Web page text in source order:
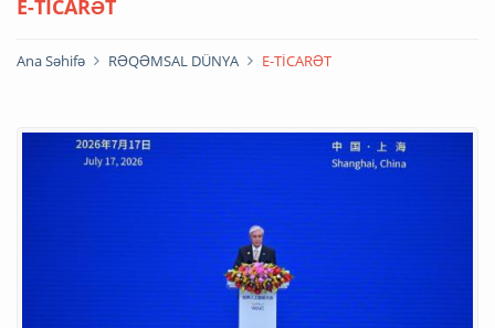
E-TİCARƏT
Ana Səhifə RƏQƏMSAL DÜNYA E-TİCARƏT